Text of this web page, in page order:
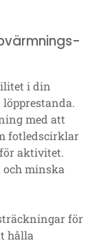
i din
med att
fotledscirklar
aktivitet.
minska
för
hålla